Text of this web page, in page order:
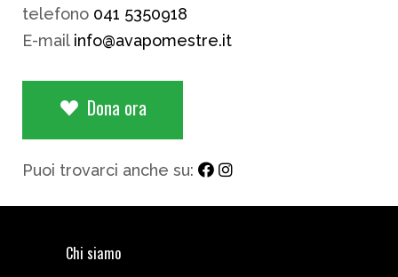
telefono 041 5350918
E-mail info@avapomestre.it
Dona ora
Puoi trovarci anche su:
Chi siamo